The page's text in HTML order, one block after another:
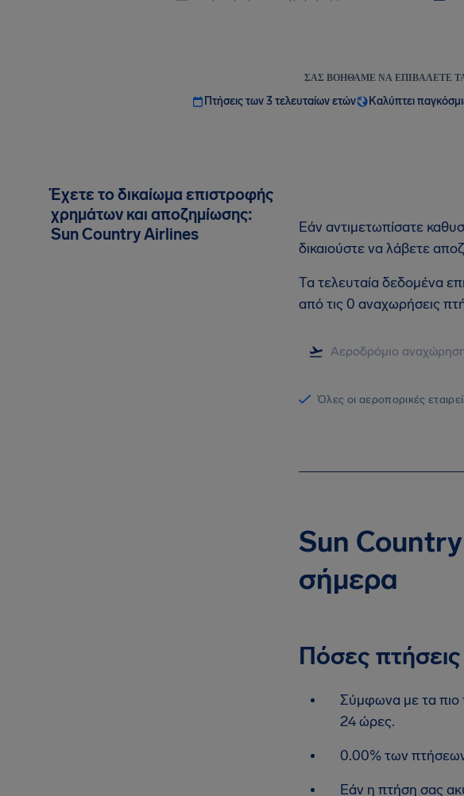
ΣΑΣ ΒΟΗΘΆΜΕ ΝΑ ΕΠΙΒΆΛΕΤΕ
Πτήσεις των 3 τελευταίων ετών Καλύπτει
Έχετε το δικαίωμα επιστροφής
χρημάτων και αποζημίωσης:
Sun Country Airlines
Εάν αντιμετωπίσατε
δικαιούστε να λάβετε
Τα τελευταία δεδομένα
από τις 0 αναχωρήσεις
Όλες οι αεροπορικές
Sun
σήμερα
Πόσες
Σύμφωνα με τα πιο
24 ώρες.
0.00% των
Εάν η πτήση σας